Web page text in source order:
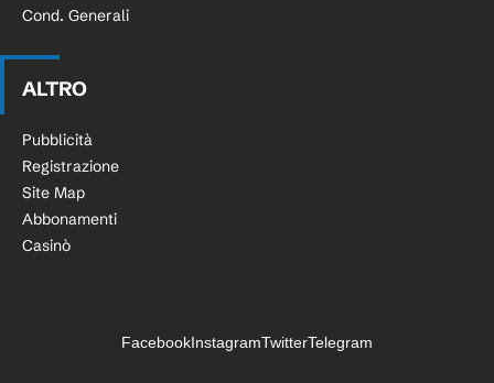
Cond. Generali
ALTRO
Pubblicità
Registrazione
Site Map
Abbonamenti
Casinò
FacebookInstagramTwitterTelegram